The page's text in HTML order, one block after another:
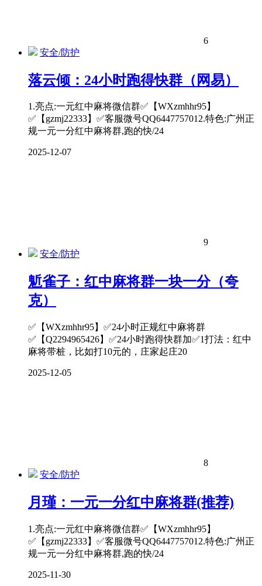
6
安全/防护
落云倾：24小时跑得快群（网易）
1.亮点:一元红中麻将微信群✅【WXzmhhr95】
✅【gzmj22333】✅客服微号QQ6447757012.特色:广州正
规一元一分红中麻将群,跑的快/24
2025-12-07
9
安全/防护
鬿雀子：红中麻将群一块一分（夸
克）
✅【WXzmhhr95】✅24小时正规红中麻将群
✅【Q2294965426】✅24小时跑得快群加✅1打法：红中
麻将带桩，比如打10元的，庄家起庄20
2025-12-05
8
安全/防护
月瑾：一元一分红中麻将群(推荐)
1.亮点:一元红中麻将微信群✅【WXzmhhr95】
✅【gzmj22333】✅客服微号QQ6447757012.特色:广州正
规一元一分红中麻将群,跑的快/24
2025-11-30